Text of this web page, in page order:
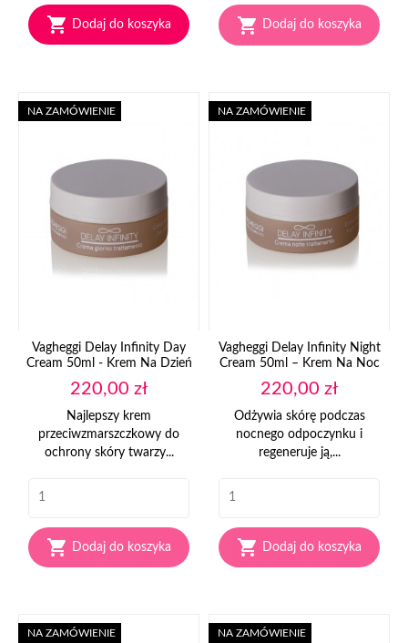
 Dodaj do koszyka  Dodaj do koszyka
Vagheggi Delay Infinity Day
Cream 50ml - Krem Na Dzień
Cena
220,00 zł
Najlepszy krem
przeciwzmarszczkowy do
ochrony skóry twarzy...
 Dodaj do koszyka
NA ZAMÓWIENIE
Vagheggi Delay Infinity Night
Cream 50ml – Krem Na Noc
Cena
220,00 zł
Odżywia skórę podczas
nocnego odpoczynku i
regeneruje ją,...
 Dodaj do koszyka
NA ZAMÓWIENIE
NA ZAMÓWIENIE NA ZAMÓWIENIE